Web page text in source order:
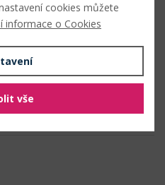
různých materiálů.
nápisů, obrázků apod.
cookies můžete
informace o Cookies
vše